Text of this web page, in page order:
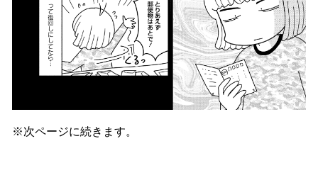
※次ページに続きます。